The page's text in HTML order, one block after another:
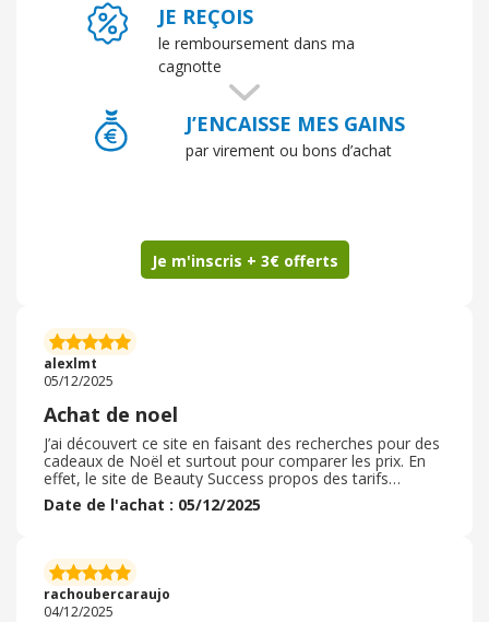
JE REÇOIS
le remboursement dans ma
cagnotte
J’ENCAISSE MES GAINS
par virement ou bons d’achat
Je m'inscris + 3€ offerts
alexlmt
05/12/2025
Achat de noel
J’ai découvert ce site en faisant des recherches pour des
cadeaux de Noël et surtout pour comparer les prix. En
effet, le site de Beauty Success propos des tarifs
inférieures à tous les autres, ce qui était déjà très
attractif. La commande a été rapide et je suis très
incroyable de produits, de très bonne qualité, je n’ai pas
bénéficié d’un code promo, mais il y avait des offres en
cours dont, j’ai pu bénéficier.
Date de l'achat : 05/12/2025
rachoubercaraujo
04/12/2025